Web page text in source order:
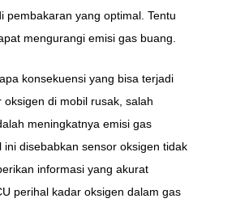
pembakaran yang optimal. Tentu
mengurangi emisi gas buang.
konsekuensi yang bisa terjadi
oksigen di mobil rusak, salah
meningkatnya emisi gas
ini disebabkan sensor oksigen tidak
informasi yang akurat
perihal kadar oksigen dalam gas